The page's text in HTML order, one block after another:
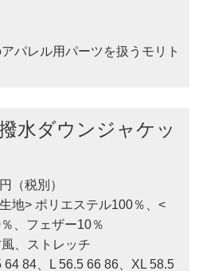
パレル用パーツを扱うモリト
水ダウンジャケッ
（税別）
地> ポリエステル100％、<
、フェザー10％
風、ストレッチ
64 84、L 56.5 66 86、XL 58.5